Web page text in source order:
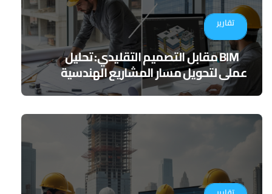
تقارير
BIM مقابل التصميم التقليدي: تحليل
عملي لتحويل مسار المشاريع الهندسية